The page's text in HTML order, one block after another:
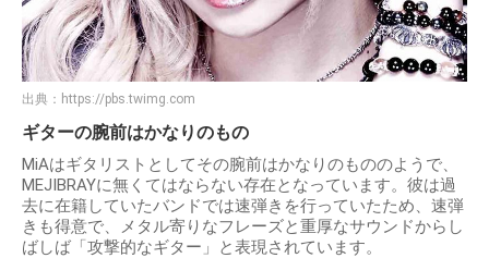
出典： https://pbs.twimg.com
ギターの腕前はかなりのもの
MiAはギタリストとしてその腕前はかなりのもののようで、
MEJIBRAYに無くてはならない存在となっています。彼は過
去に在籍していたバンドでは速弾きを行っていたため、速弾
きも得意で、メタル寄りなフレーズと重厚なサウンドからし
ばしば「攻撃的なギター」と表現されています。